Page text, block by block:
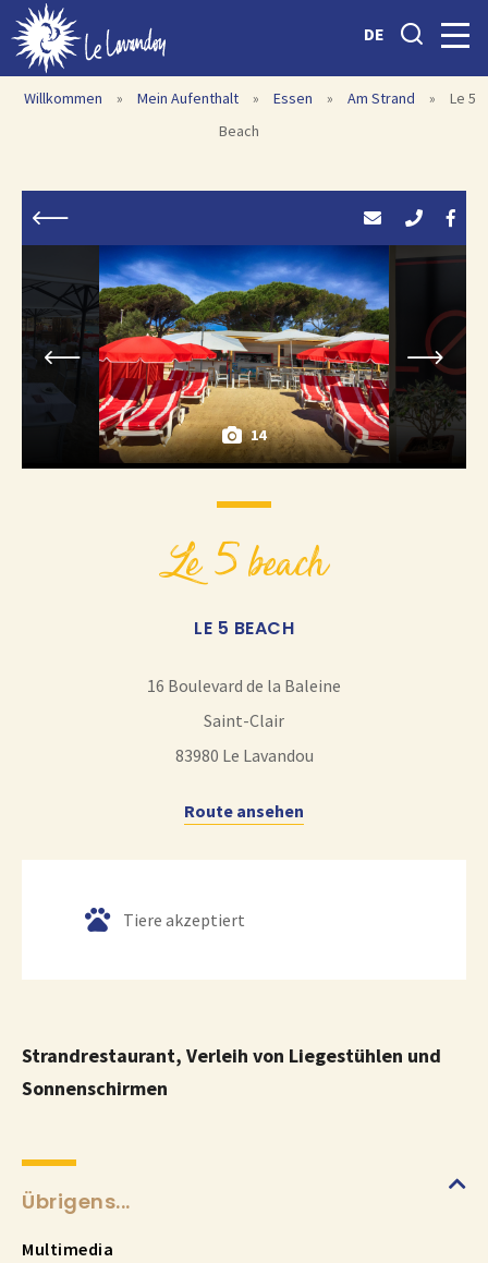
DE
Willkommen » Mein Aufenthalt » Essen » Am Strand »
Le 5
Beach
14
le 5 beach
LE 5 BEACH
16 Boulevard de la Baleine
Saint-Clair
83980 Le Lavandou
Route ansehen
Tiere akzeptiert
Strandrestaurant, Verleih von Liegestühlen und
Sonnenschirmen
Übrigens...
Multimedia